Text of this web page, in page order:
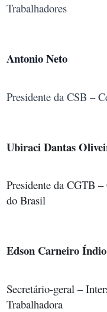
Trabalhadores
Antonio Neto
Presidente da CSB –
UbiraciDantas
Presidente da CGTB –
do Brasil
Edson CarneiroÍndio
Secretário-geral –
Trabalhadora